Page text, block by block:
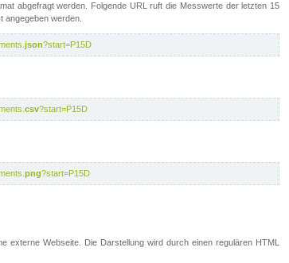
abgefragt werden. Folgende URL ruft die Messwerte der letzten 15
angegeben werden.
json?start=P15D
csv?start=P15D
png?start=P15D
externe Webseite. Die Darstellung wird durch einen regulären HTML